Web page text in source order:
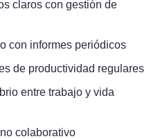
claros con gestión de
con informes periódicos
de productividad regulares
entre trabajo y vida
colaborativo